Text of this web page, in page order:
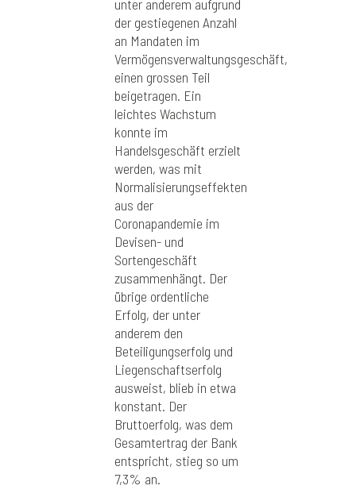
unter anderem aufgrund
der gestiegenen Anzahl
an Mandaten im
Vermögensverwaltungsgeschäft,
einen grossen Teil
beigetragen. Ein
leichtes Wachstum
konnte im
Handelsgeschäft erzielt
werden, was mit
Normalisierungseffekten
aus der
Coronapandemie im
Devisen- und
Sortengeschäft
zusammenhängt. Der
übrige ordentliche
Erfolg, der unter
anderem den
Beteiligungserfolg und
Liegenschaftserfolg
ausweist, blieb in etwa
konstant. Der
Bruttoerfolg, was dem
Gesamtertrag der Bank
entspricht, stieg so um
7,3% an.